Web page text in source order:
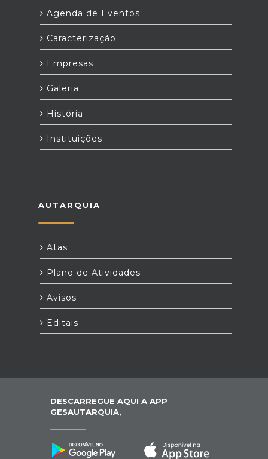
Agenda de Eventos
Caracterização
Empresas
Galeria
História
Instituições
AUTARQUIA
Atas
Plano de Atividades
Avisos
Editais
DESCARREGUE AQUI A APP
GESAUTARQUIA,